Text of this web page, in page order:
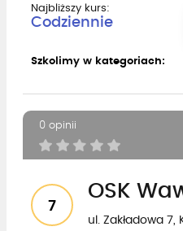
Najbliższy kurs:
Codziennie
Szkolimy w kategoriach:
0 opinii
7
OSK
ul. Zakładowa 7,